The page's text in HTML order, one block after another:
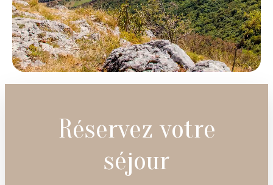
Réservez votre
séjour